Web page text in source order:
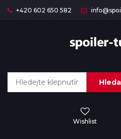
+420 602 650 582
Wishlist